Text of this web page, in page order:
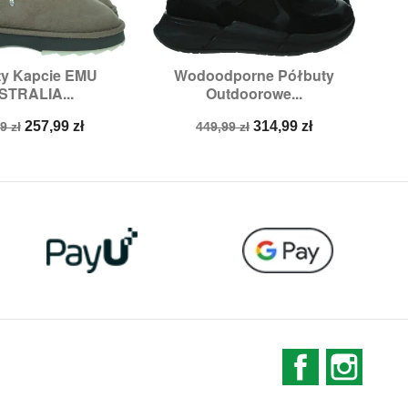
Kapcie EMU
zł Cena
257,99 zł
podgląd
37
Wodoodporne Półbuty
Outdoorowe...
Cena
449,99 zł Cena
314,99 zł
Szybki podgląd
Rozmiary:37
Facebook